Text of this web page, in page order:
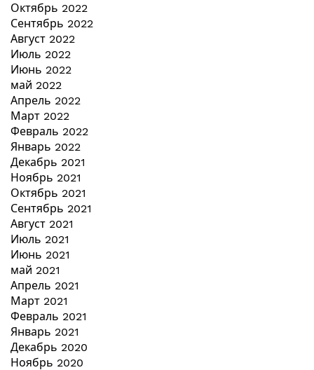
Октябрь 2022
Сентябрь 2022
Август 2022
Июль 2022
Июнь 2022
май 2022
Апрель 2022
Март 2022
Февраль 2022
Январь 2022
Декабрь 2021
Ноябрь 2021
Октябрь 2021
Сентябрь 2021
Август 2021
Июль 2021
Июнь 2021
май 2021
Апрель 2021
Март 2021
Февраль 2021
Январь 2021
Декабрь 2020
Ноябрь 2020